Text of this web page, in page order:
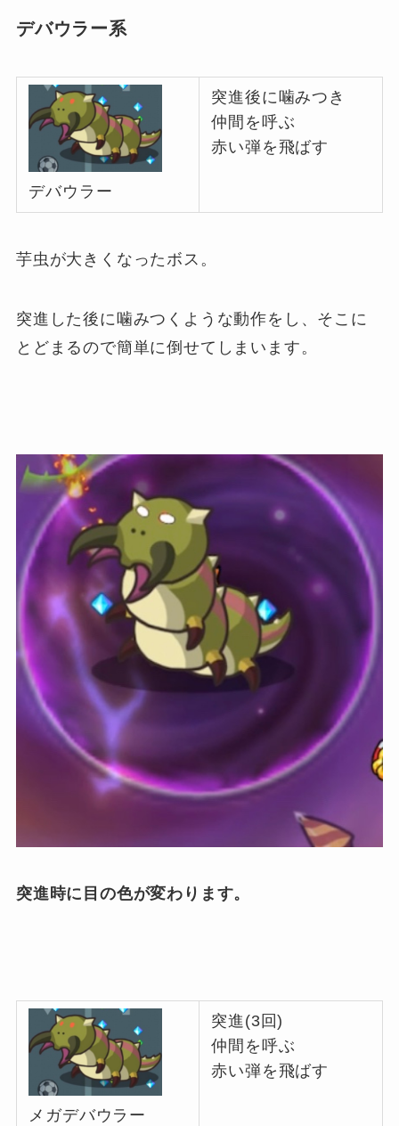
デバウラー系
デバウラー
突進後に噛みつき
仲間を呼ぶ
赤い弾を飛ばす
芋虫が大きくなったボス。
突進した後に噛みつくような動作をし、そこに
とどまるので簡単に倒せてしまいます。
突進時に目の色が変わります。
メガデバウラー
突進(3回)
仲間を呼ぶ
赤い弾を飛ばす